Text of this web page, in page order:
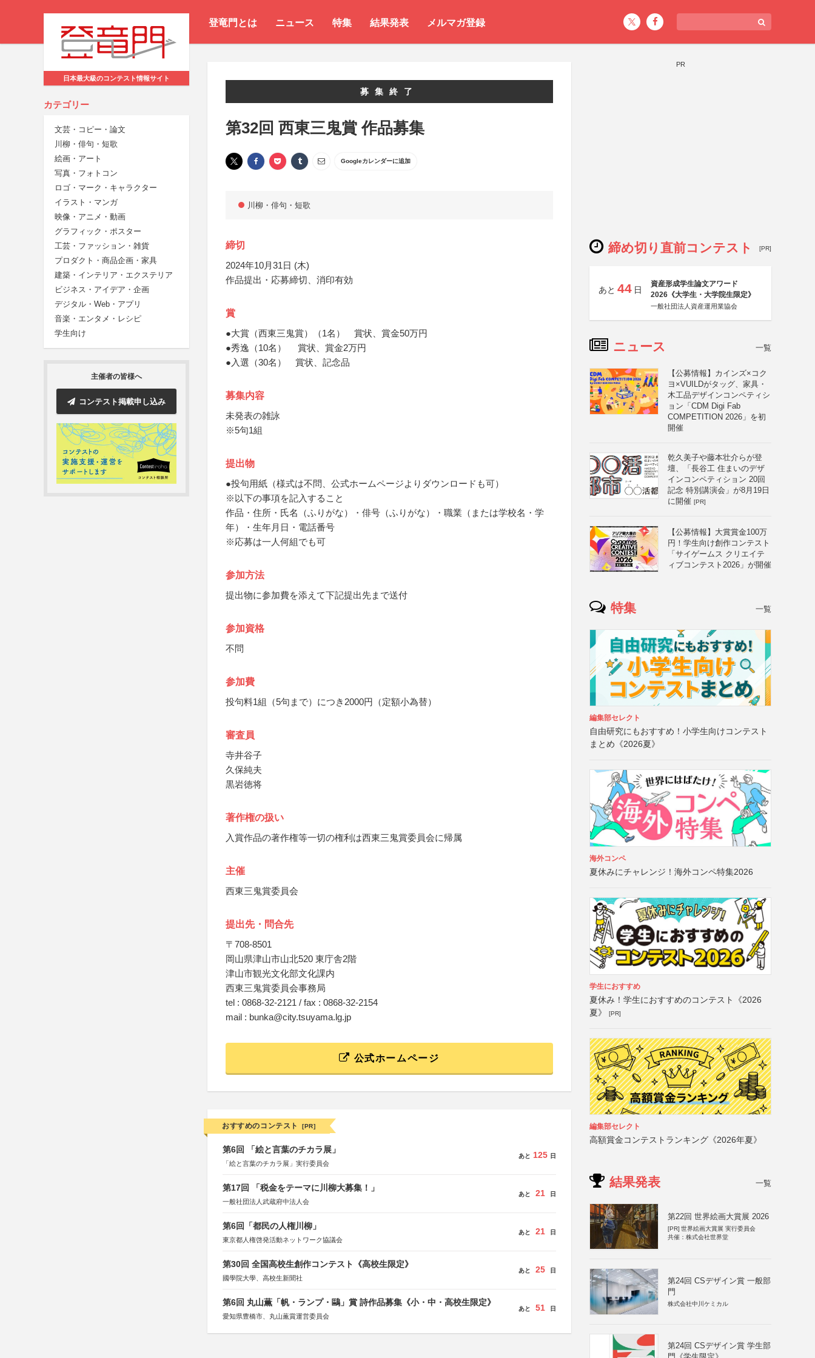
登竜門とは ニュース 特集 結果発表 メルマガ登録
日本最大級のコンテスト情報サイト
カテゴリー
文芸・コピー・論文
川柳・俳句・短歌
絵画・アート
写真・フォトコン
ロゴ・マーク・キャラクター
イラスト・マンガ
映像・アニメ・動画
グラフィック・ポスター
工芸・ファッション・雑貨
プロダクト・商品企画・家具
建築・インテリア・エクステリア
ビジネス・アイデア・企画
デジタル・Web・アプリ
音楽・エンタメ・レシピ
学生向け
主催者の皆様へ
コンテスト掲載申し込み
募集終了
第32回 西東三鬼賞 作品募集
Googleカレンダーに追加
川柳・俳句・短歌
締切
2024年10月31日 (木)
作品提出・応募締切、消印有効
賞
●大賞（西東三鬼賞）（1名） 賞状、賞金50万円
●秀逸（10名） 賞状、賞金2万円
●入選（30名） 賞状、記念品
募集内容
未発表の雑詠
※5句1組
提出物
●投句用紙（様式は不問、公式ホームページよりダウンロードも可）
※以下の事項を記入すること
作品・住所・氏名（ふりがな）・俳号（ふりがな）・職業（または学校名・学
年）・生年月日・電話番号
※応募は一人何組でも可
参加方法
提出物に参加費を添えて下記提出先まで送付
参加資格
不問
参加費
投句料1組（5句まで）につき2000円（定額小為替）
審査員
寺井谷子
久保純夫
黒岩徳将
著作権の扱い
入賞作品の著作権等一切の権利は西東三鬼賞委員会に帰属
主催
西東三鬼賞委員会
提出先・問合先
〒708-8501
岡山県津山市山北520 東庁舎2階
津山市観光文化部文化課内
西東三鬼賞委員会事務局
tel : 0868-32-2121 / fax : 0868-32-2154
mail : bunka@city.tsuyama.lg.jp
公式ホームページ
おすすめのコンテスト [PR]
第6回 「絵と言葉のチカラ展」
「絵と言葉のチカラ展」実行委員会
あと 125 日
第17回 「税金をテーマに川柳大募集！」
一般社団法人武蔵府中法人会
あと 21 日
第6回「都民の人権川柳」
東京都人権啓発活動ネットワーク協議会
あと 21 日
第30回 全国高校生創作コンテスト《高校生限定》
國學院大學、高校生新聞社
あと 25 日
第6回 丸山薫「帆・ランプ・鷗」賞 詩作品募集《小・中・高校生限定》
愛知県豊橋市、丸山薫賞運営委員会
あと 51 日
PR
締め切り直前コンテスト [PR]
あと 44 日
資産形成学生論文アワード
2026《大学生・大学院生限定》
一般社団法人資産運用業協会
ニュース 一覧
【公募情報】カインズ×コク
ヨ×VUILDがタッグ、家具・
木工品デザインコンペティシ
ョン「CDM Digi Fab
COMPETITION 2026」を初
開催
乾久美子や藤本壮介らが登
壇、「長谷工 住まいのデザ
インコンペティション 20回
記念 特別講演会」が8月19日
に開催 [PR]
【公募情報】大賞賞金100万
円！学生向け創作コンテスト
「サイゲームス クリエイテ
ィブコンテスト2026」が開催
特集 一覧
編集部セレクト
自由研究にもおすすめ！小学生向けコンテスト
まとめ《2026夏》
海外コンペ
夏休みにチャレンジ！海外コンペ特集2026
学生におすすめ
夏休み！学生におすすめのコンテスト《2026
夏》
[PR]
編集部セレクト
高額賞金コンテストランキング《2026年夏》
結果発表 一覧
第22回 世界絵画大賞展 2026
[PR] 世界絵画大賞展 実行委員会
共催：株式会社世界堂
第24回 CSデザイン賞 一般部
門
株式会社中川ケミカル
第24回 CSデザイン賞 学生部